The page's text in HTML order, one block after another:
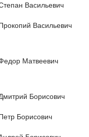
Васильевич
Васильевич
Матвеевич
Борисович
Борисович